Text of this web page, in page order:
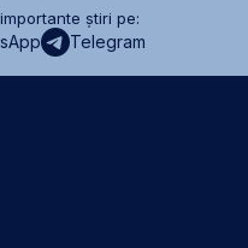
știri pe:
Telegram